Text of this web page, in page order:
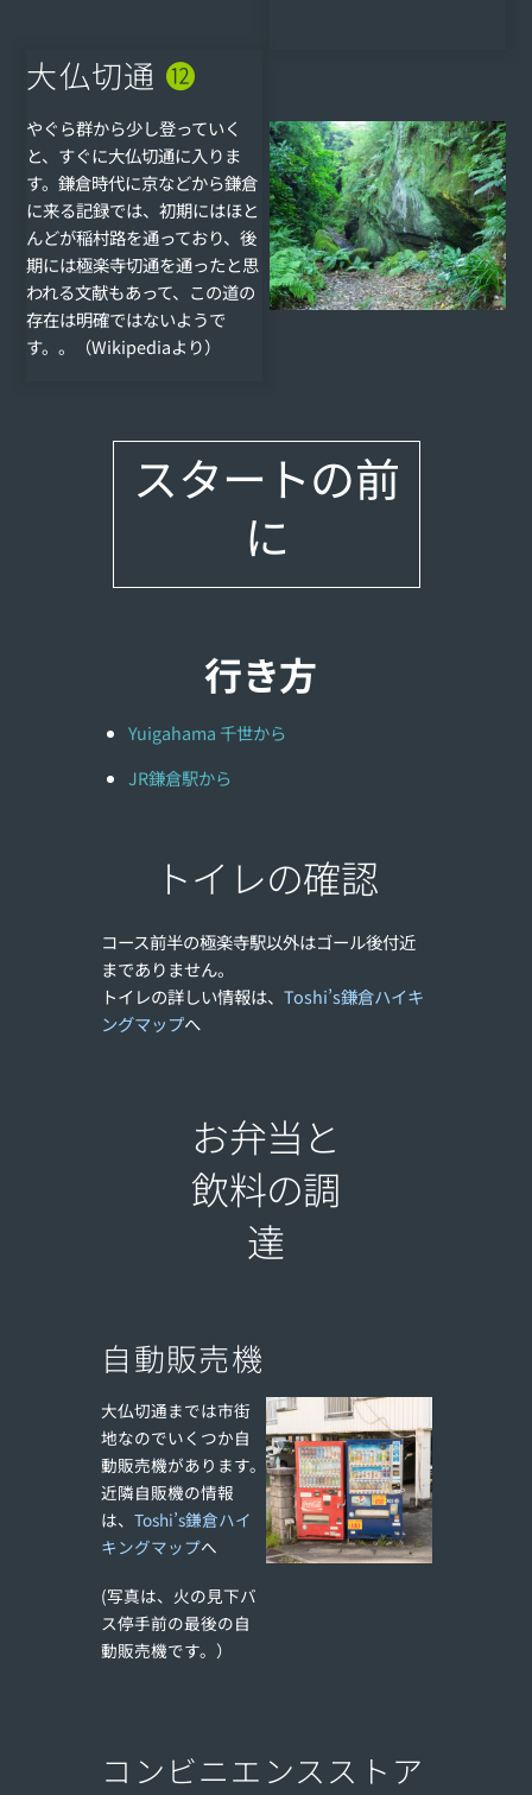
大仏切通 ⓬
やぐら群から少し登っていく
と、すぐに大仏切通に入りま
す。鎌倉時代に京などから鎌倉
に来る記録では、初期にはほと
んどが稲村路を通っており、後
期には極楽寺切通を通ったと思
われる文献もあって、この道の
存在は明確ではないようで
す。。（Wikipediaより）
スタートの前
に
行き方
Yuigahama 千世から
JR鎌倉駅から
トイレの確認
コース前半の極楽寺駅以外はゴール後付近
までありません。
トイレの詳しい情報は、 Toshi’s鎌倉ハイキ
ングマップへ
お弁当と
飲料の調
達
自動販売機
大仏切通までは市街
地なのでいくつか自
動販売機があります。
近隣自販機の情報
は、 Toshi’s鎌倉ハイ
キングマップへ
(写真は、火の見下バ
ス停手前の最後の自
動販売機です。）
コンビニエンスストア